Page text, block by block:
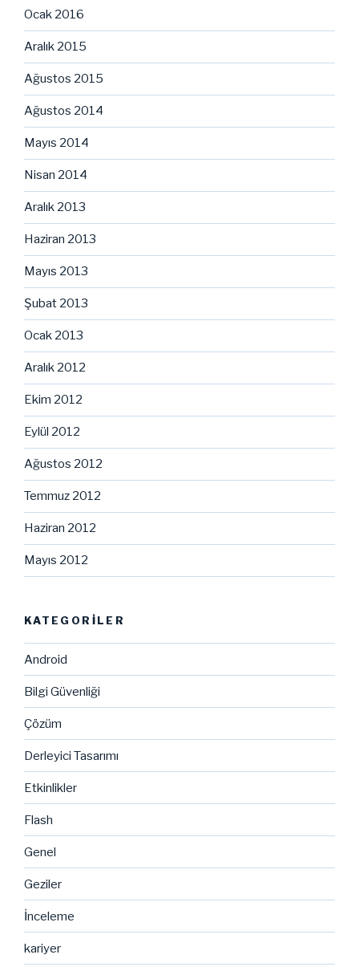
Ocak 2016
Aralık 2015
Ağustos 2015
Ağustos 2014
Mayıs 2014
Nisan 2014
Aralık 2013
Haziran 2013
Mayıs 2013
Şubat 2013
Ocak 2013
Aralık 2012
Ekim 2012
Eylül 2012
Ağustos 2012
Temmuz 2012
Haziran 2012
Mayıs 2012
KATEGORILER
Android
Bilgi Güvenliği
Çözüm
Derleyici Tasarımı
Etkinlikler
Flash
Genel
Geziler
İnceleme
kariyer